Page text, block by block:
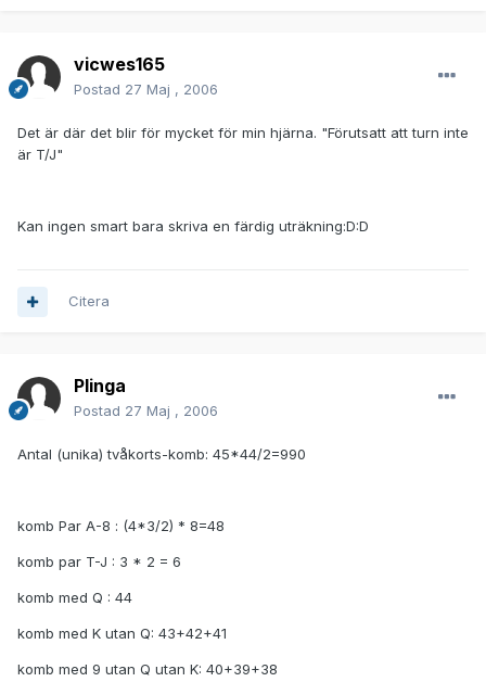
vicwes165
Postad 27 Maj , 2006
Det är där det blir för mycket för min hjärna. "Förutsatt att turn inte
är T/J"
Kan ingen smart bara skriva en färdig uträkning:D:D
Citera
Plinga
Postad 27 Maj , 2006
Antal (unika) tvåkorts-komb: 45*44/2=990
komb Par A-8 : (4*3/2) * 8=48
komb par T-J : 3 * 2 = 6
komb med Q : 44
komb med K utan Q: 43+42+41
komb med 9 utan Q utan K: 40+39+38